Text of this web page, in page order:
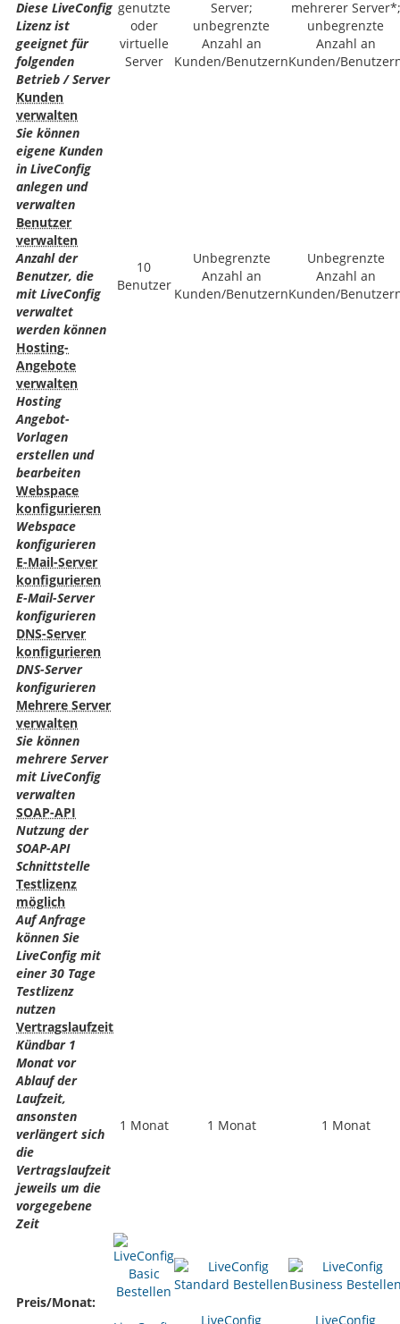
Diese LiveConfig
Lizenz ist
geeignet für
folgenden
Betrieb / Server
genutzte
oder
virtuelle
Server
Server;
unbegrenzte
Anzahl an
Kunden/Benutzern
mehrerer Server*;
unbegrenzte
Anzahl an
Kunden/
Kunden
verwalten
Sie können
eigene Kunden
in LiveConfig
anlegen und
verwalten
Benutzer
verwalten
Anzahl der
Benutzer, die
mit LiveConfig
verwaltet
werden können
10
Benutzer
Unbegrenzte
Anzahl an
Kunden/Benutzern
Unbegrenzte
Anzahl an
Kunden/
Hosting-
Angebote
verwalten
Hosting
Angebot-
Vorlagen
erstellen und
bearbeiten
Webspace
konfigurieren
Webspace
konfigurieren
E-Mail-Server
konfigurieren
E-Mail-Server
konfigurieren
DNS-Server
konfigurieren
DNS-Server
konfigurieren
Mehrere Server
verwalten
Sie können
mehrere Server
mit LiveConfig
verwalten
SOAP-API
Nutzung der
SOAP-API
Schnittstelle
Testlizenz
möglich
Auf Anfrage
können Sie
LiveConfig mit
einer 30 Tage
Testlizenz
nutzen
Vertragslaufzeit
Kündbar 1
Monat vor
Ablauf der
Laufzeit,
ansonsten
verlängert sich
die
Vertragslaufzeit
jeweils um die
vorgegebene
Zeit
1 Monat 1 Monat 1 Monat
Preis/Monat:
LiveConfig
LiveConfig